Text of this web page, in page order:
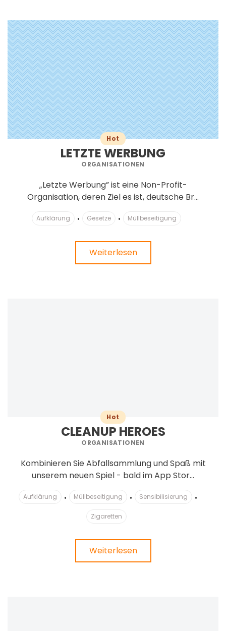
Hot
LETZTE WERBUNG
ORGANISATIONEN
„Letzte Werbung” ist eine Non-Profit-
Organisation, deren Ziel es ist, deutsche Br...
Aufklärung Gesetze Müllbeseitigung
Weiterlesen
Hot
CLEANUP HEROES
ORGANISATIONEN
Kombinieren Sie Abfallsammlung und Spaß mit
unserem neuen Spiel - bald im App Stor...
Aufklärung Müllbeseitigung Sensibilisierung
Zigaretten
Weiterlesen